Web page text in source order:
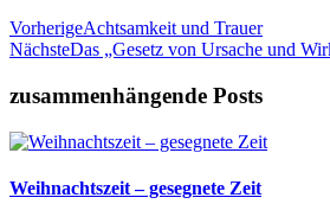
VorherigeAchtsamkeit und Trauer
NächsteDas „Gesetz von Ursache und
zusammenhängende Posts
Weihnachtszeit – gesegnete Zeit